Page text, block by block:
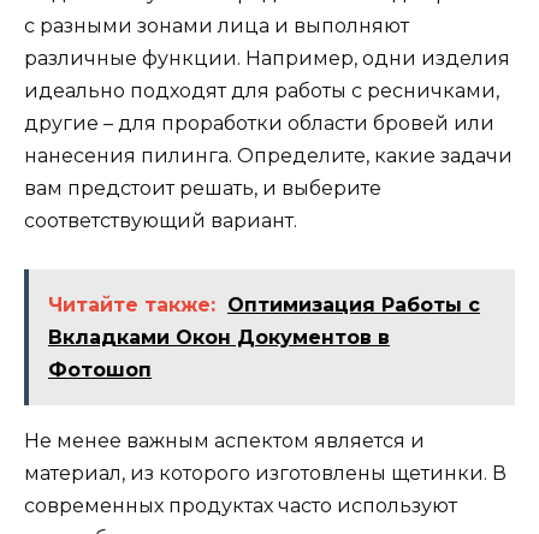
с разными зонами лица и выполняют
различные функции. Например, одни изделия
идеально подходят для работы с ресничками,
другие – для проработки области бровей или
нанесения пилинга. Определите, какие задачи
вам предстоит решать, и выберите
соответствующий вариант.
Читайте также: Оптимизация Работы с
Вкладками Окон Документов в
Фотошоп
Не менее важным аспектом является и
материал, из которого изготовлены щетинки. В
современных продуктах часто используют